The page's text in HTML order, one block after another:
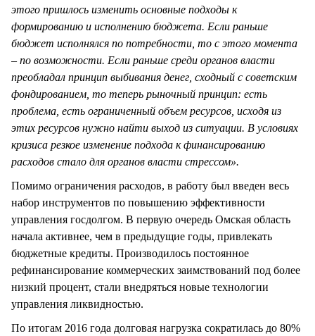
этого пришлось изменить основные подходы к
формированию и исполнению бюджета. Если раньше
бюджет исполнялся по потребности, то с этого момента
– по возможности. Если раньше среди органов власти
преобладал принцип выбивания денег, сходный с советским
фондированием, то теперь рыночный принцип: есть
проблема, есть ограниченный объем ресурсов, исходя из
этих ресурсов нужно найти выход из ситуации. В условиях
кризиса резкое изменение подхода к финансированию
расходов стало для органов власти стрессом».
Помимо ограничения расходов, в работу был введен весь
набор инструментов по повышению эффективности
управления госдолгом. В первую очередь Омская область
начала активнее, чем в предыдущие годы, привлекать
бюджетные кредиты. Производилось постоянное
рефинансирование коммерческих заимствований под более
низкий процент, стали внедряться новые технологии
управления ликвидностью.
По итогам 2016 года долговая нагрузка сократилась до 80%